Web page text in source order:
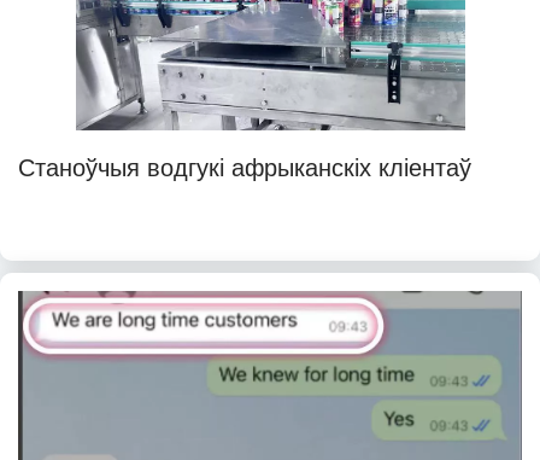
Станоўчыя водгукі афрыканскіх кліентаў